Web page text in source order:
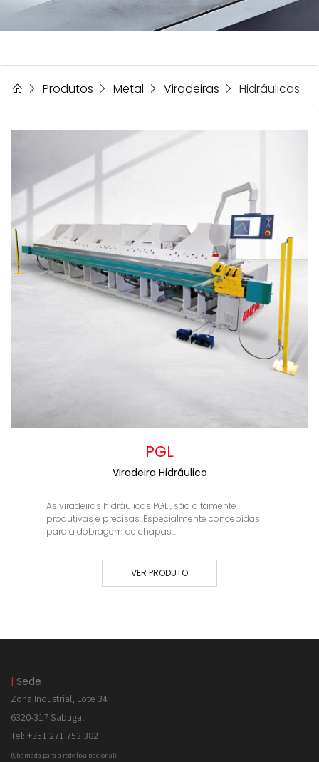
Produtos Metal Viradeiras Hidráulicas
PGL
Viradeira Hidráulica
As viradeiras hidráulicas PGL , são altamente
produtivas e precisas. Especialmente concebidas
para a dobragem de chapas...
VER PRODUTO
| Sede
Zona Industrial, Lote 34
6320-317 Sabugal
Tel: +351 271 753 382
(Chamada para a rede fixa nacional)